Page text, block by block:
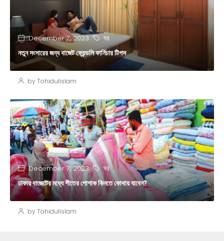
December 7, 2023 ঘর
নতুন সংসারের জন্য বাজেট ফ্রেন্ডলি ফার্নিচার টিপস
by Tohidulislam
December 7, 2023 ঘর
ঢাকায় বাজেটের মধ্যে শীতের পোশাক কিনতে কোথায় যাবেন?
by Tohidulislam